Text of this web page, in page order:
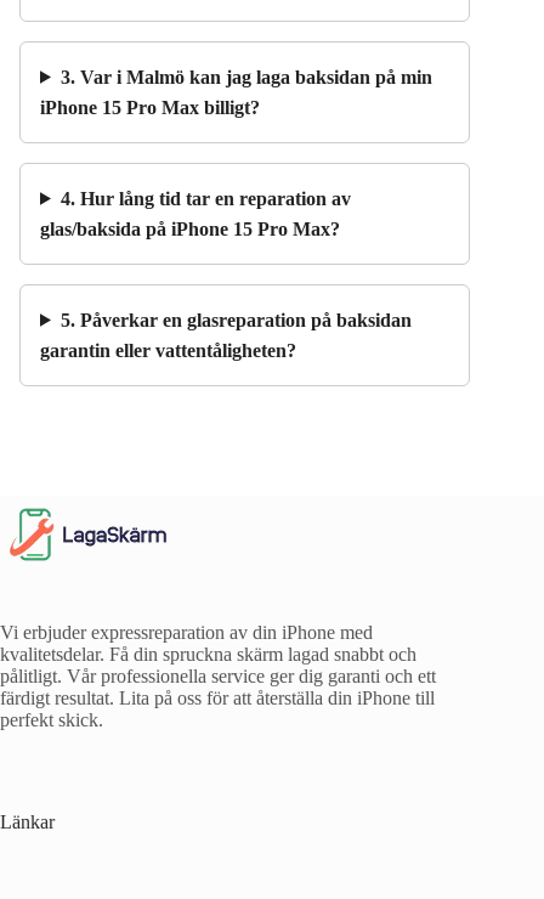
3. Var i Malmö kan jag laga baksidan på min
iPhone 15 Pro Max billigt?
4. Hur lång tid tar en reparation av
glas/baksida på iPhone 15 Pro Max?
5. Påverkar en glasreparation på baksidan
garantin eller vattentåligheten?
Vi erbjuder expressreparation av din iPhone med
kvalitetsdelar. Få din spruckna skärm lagad snabbt och
pålitligt. Vår professionella service ger dig garanti och ett
färdigt resultat. Lita på oss för att återställa din iPhone till
perfekt skick.
Länkar